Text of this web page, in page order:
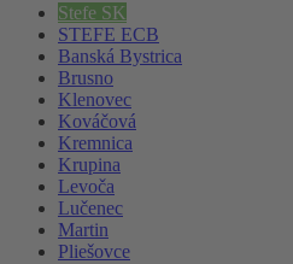
Stefe SK
STEFE ECB
Banská Bystrica
Brusno
Klenovec
Kováčová
Kremnica
Krupina
Levoča
Lučenec
Martin
Pliešovce